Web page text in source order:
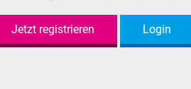
Jetzt registrieren Login